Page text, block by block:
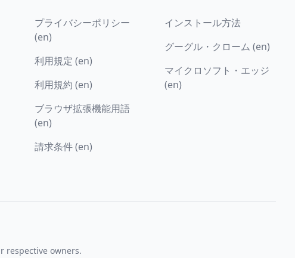
プライバシーポリシー
(en)
利用規定 (en)
利用規約 (en)
ブラウザ拡張機能用語
(en)
請求条件 (en)
インストール方法
グーグル・クローム (en)
マイクロソフト・エッジ
(en)
respective owners.